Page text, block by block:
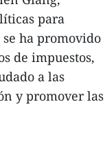
para
ha promovido
de impuestos,
a las
y promover las